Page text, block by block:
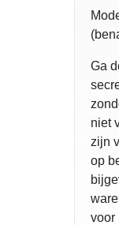
Ga
niet
zijn
op
voor